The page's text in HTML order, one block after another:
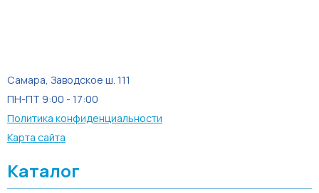
Самара, Заводское ш. 111
ПН-ПТ 9:00 - 17:00
Политика конфиденциальности
Карта сайта
Каталог